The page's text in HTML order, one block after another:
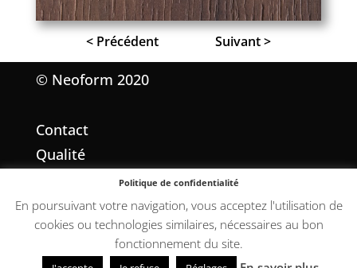
< Précédent Suivant >
© Neoform 2020
Contact
Qualité
Mentions légales
Conditions Générales de Vente
Politique de confidentialité
En poursuivant votre navigation, vous acceptez l'utilisation de
cookies ou technologies similaires, nécessaires au bon
fonctionnement du site.